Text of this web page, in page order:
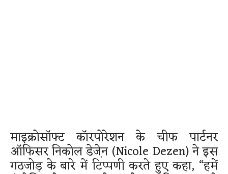
माइक्रोसॉफ्ट कॉरपोरेशन के चीफ पार्टनर
ऑफिसर निकोल डेजे़न (Nicole Dezen) ने इस
गठजोड़ के बारे में टिप्पणी करते हुए कहा, “हमें